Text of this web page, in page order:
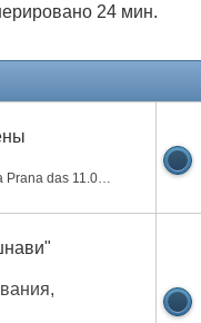
24 мин.
Последнее сообщение от Lakshmana Prana das 11.08.2017
15:24